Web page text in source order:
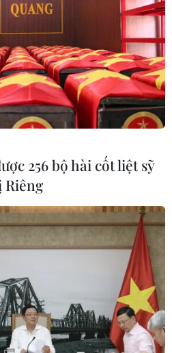
nhiều giải thưởng
tế
nhận danh hiệu sản
gia 2016 do Hội đồng
Bộ Công Thương trao tặng.
256 bộ hài cốt liệt sỹ
Riêng